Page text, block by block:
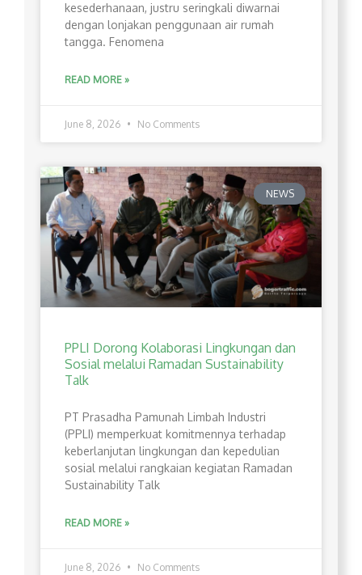
kesederhanaan, justru seringkali diwarnai
dengan lonjakan penggunaan air rumah
tangga. Fenomena
READ MORE »
June 8, 2026 No Comments
NEWS
PPLI Dorong Kolaborasi Lingkungan dan
Sosial melalui Ramadan Sustainability
Talk
PT Prasadha Pamunah Limbah Industri
(PPLI) memperkuat komitmennya terhadap
keberlanjutan lingkungan dan kepedulian
sosial melalui rangkaian kegiatan Ramadan
Sustainability Talk
READ MORE »
June 8, 2026 No Comments